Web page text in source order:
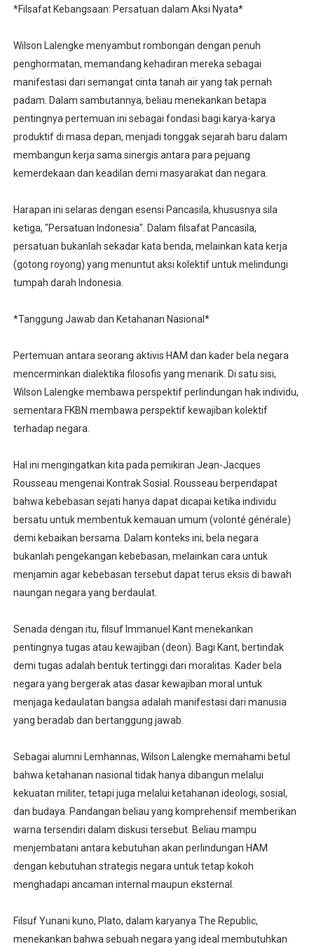
*Filsafat Kebangsaan: Persatuan dalam Aksi Nyata*
Wilson Lalengke menyambut rombongan dengan penuh
penghormatan, memandang kehadiran mereka sebagai
manifestasi dari semangat cinta tanah air yang tak pernah
padam. Dalam sambutannya, beliau menekankan betapa
pentingnya pertemuan ini sebagai fondasi bagi karya-karya
produktif di masa depan, menjadi tonggak sejarah baru dalam
membangun kerja sama sinergis antara para pejuang
kemerdekaan dan keadilan demi masyarakat dan negara.
Harapan ini selaras dengan esensi Pancasila, khususnya sila
ketiga, "Persatuan Indonesia". Dalam filsafat Pancasila,
persatuan bukanlah sekadar kata benda, melainkan kata kerja
(gotong royong) yang menuntut aksi kolektif untuk melindungi
tumpah darah Indonesia.
*Tanggung Jawab dan Ketahanan Nasional*
Pertemuan antara seorang aktivis HAM dan kader bela negara
mencerminkan dialektika filosofis yang menarik. Di satu sisi,
Wilson Lalengke membawa perspektif perlindungan hak individu,
sementara FKBN membawa perspektif kewajiban kolektif
terhadap negara.
Hal ini mengingatkan kita pada pemikiran Jean-Jacques
Rousseau mengenai Kontrak Sosial. Rousseau berpendapat
bahwa kebebasan sejati hanya dapat dicapai ketika individu
bersatu untuk membentuk kemauan umum (volonté générale)
demi kebaikan bersama. Dalam konteks ini, bela negara
bukanlah pengekangan kebebasan, melainkan cara untuk
menjamin agar kebebasan tersebut dapat terus eksis di bawah
naungan negara yang berdaulat.
Senada dengan itu, filsuf Immanuel Kant menekankan
pentingnya tugas atau kewajiban (deon). Bagi Kant, bertindak
demi tugas adalah bentuk tertinggi dari moralitas. Kader bela
negara yang bergerak atas dasar kewajiban moral untuk
menjaga kedaulatan bangsa adalah manifestasi dari manusia
yang beradab dan bertanggung jawab.
Sebagai alumni Lemhannas, Wilson Lalengke memahami betul
bahwa ketahanan nasional tidak hanya dibangun melalui
kekuatan militer, tetapi juga melalui ketahanan ideologi, sosial,
dan budaya. Pandangan beliau yang komprehensif memberikan
warna tersendiri dalam diskusi tersebut. Beliau mampu
menjembatani antara kebutuhan akan perlindungan HAM
dengan kebutuhan strategis negara untuk tetap kokoh
menghadapi ancaman internal maupun eksternal.
Filsuf Yunani kuno, Plato, dalam karyanya The Republic,
menekankan bahwa sebuah negara yang ideal membutuhkan